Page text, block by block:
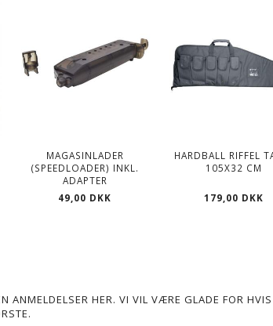
MAGASINLADER
(SPEEDLOADER) INKL.
ADAPTER
49,00 DKK
HARDBALL RIFFEL
105X32 CM
179,00 DKK
ANMELDELSER HER. VI VIL VÆRE GLADE FOR